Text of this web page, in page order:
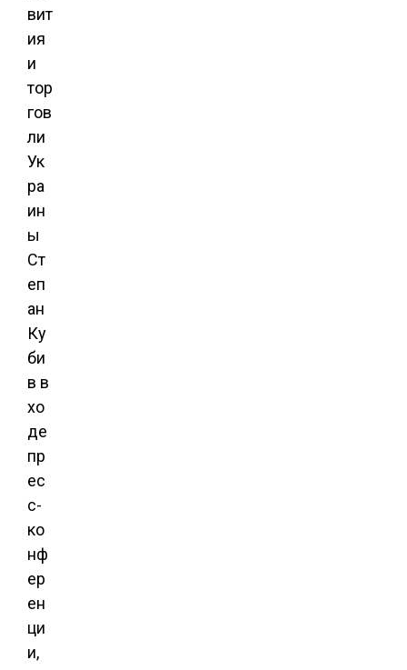
вит
ия
и
тор
гов
ли
Ук
ра
ин
ы
Ст
еп
ан
Ку
би
в в
хо
де
пр
ес
с-
ко
нф
ер
ен
ци
и,